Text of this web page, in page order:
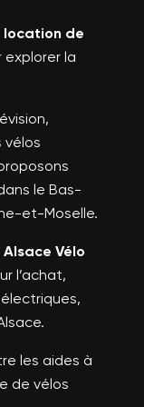
des produits à
location de
explorer la
vélos
le Bas-
et-Moselle.
Alsace Vélo
l’achat,
les aides à
de vélos